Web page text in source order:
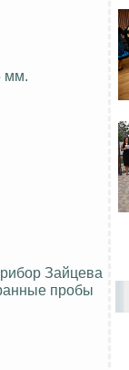
мм.
Зайцева
пробы